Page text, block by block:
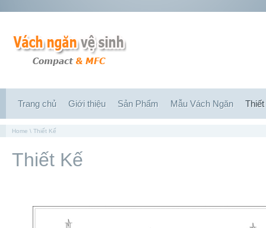
Trang chủ Giới thiệu Sản Phẩm Mẫu Vách Ngăn
Home \ Thiết Kế
Thiết Kế